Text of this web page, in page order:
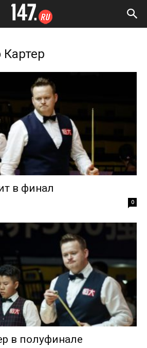
Картер
в финал
0
в полуфинале